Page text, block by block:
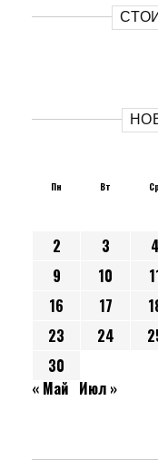
Пн Вт Ср
2
3 4
9
10
16
17
23
24
30
« Май Июл »